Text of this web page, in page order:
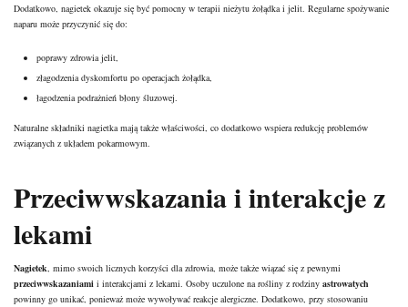
Dodatkowo, nagietek okazuje się być pomocny w terapii nieżytu żołądka i jelit. Regularne spożywanie
naparu może przyczynić się do:
poprawy zdrowia jelit,
złagodzenia dyskomfortu po operacjach żołądka,
łagodzenia podrażnień błony śluzowej.
Naturalne składniki nagietka mają także właściwości, co dodatkowo wspiera redukcję problemów
związanych z układem pokarmowym.
Przeciwwskazania i interakcje z
lekami
Nagietek, mimo swoich licznych korzyści dla zdrowia, może także wiązać się z pewnymi
przeciwwskazaniami i interakcjami z lekami. Osoby uczulone na rośliny z rodziny astrowatych
powinny go unikać, ponieważ może wywoływać reakcje alergiczne. Dodatkowo, przy stosowaniu